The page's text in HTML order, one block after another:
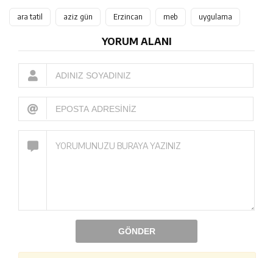
ara tatil aziz gün Erzincan meb uygulama
YORUM ALANI
GÖNDER